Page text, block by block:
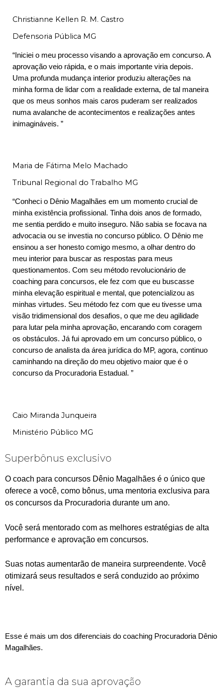
Christianne Kellen R. M. Castro
Defensoria Pública MG
“Iniciei o meu processo visando a aprovação em concurso. A
aprovação veio rápida, e o mais importante viria depois.
Uma profunda mudança interior produziu alterações na
minha forma de lidar com a realidade externa, de tal maneira
que os meus sonhos mais caros puderam ser realizados
numa avalanche de acontecimentos e realizações antes
inimagináveis. ”
Maria de Fátima Melo Machado
Tribunal Regional do Trabalho MG
“Conheci o Dênio Magalhães em um momento crucial de
minha existência profissional. Tinha dois anos de formado,
me sentia perdido e muito inseguro. Não sabia se focava na
advocacia ou se investia no concurso público. O Dênio me
ensinou a ser honesto comigo mesmo, a olhar dentro do
meu interior para buscar as respostas para meus
questionamentos. Com seu método revolucionário de
coaching para concursos, ele fez com que eu buscasse
minha elevação espiritual e mental, que potencializou as
minhas virtudes. Seu método fez com que eu tivesse uma
visão tridimensional dos desafios, o que me deu agilidade
para lutar pela minha aprovação, encarando com coragem
os obstáculos. Já fui aprovado em um concurso público, o
concurso de analista da área jurídica do MP, agora, continuo
caminhando na direção do meu objetivo maior que é o
concurso da Procuradoria Estadual. ”
Caio Miranda Junqueira
Ministério Público MG
Superbônus exclusivo
O coach para concursos Dênio Magalhães é o único que
oferece a você, como bônus, uma mentoria exclusiva para
os concursos da Procuradoria durante um ano.
Você será mentorado com as melhores estratégias de alta
performance e aprovação em concursos.
Suas notas aumentarão de maneira surpreendente. Você
otimizará seus resultados e será conduzido ao próximo
nível.
Esse é mais um dos diferenciais do coaching Procuradoria Dênio
Magalhães.
A garantia da sua aprovação